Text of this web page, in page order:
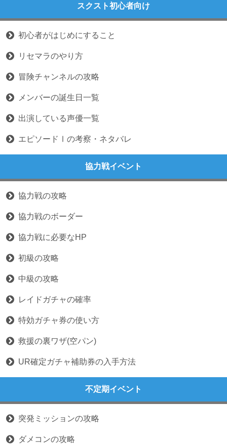
スクスト初心者向け
初心者がはじめにすること
リセマラのやり方
冒険チャンネルの攻略
メンバーの誕生日一覧
出演している声優一覧
エピソードⅠの考察・ネタバレ
協力戦イベント
協力戦の攻略
協力戦のボーダー
協力戦に必要なHP
初級の攻略
中級の攻略
レイドガチャの確率
特効ガチャ券の使い方
救援の裏ワザ(空パン)
UR確定ガチャ補助券の入手方法
不定期イベント
突発ミッションの攻略
ダメコンの攻略